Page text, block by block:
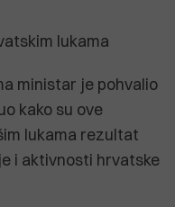
lukama
ministar je pohvalio
kako su ove
lukama rezultat
i aktivnosti hrvatske